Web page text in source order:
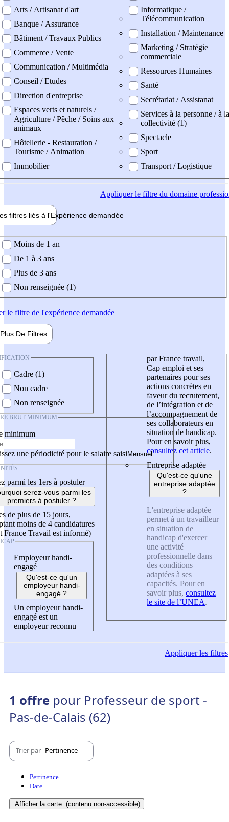
Arts / Artisanat d'art
Banque / Assurance
Bâtiment / Travaux Publics
Commerce / Vente
Communication / Multimédia
Conseil / Etudes
Direction d'entreprise
Espaces verts et naturels /
Agriculture / Pêche / Soins aux
animaux
Hôtellerie - Restauration /
Tourisme / Animation
Immobilier
Informatique /
Télécommunication
Installation / Maintenance
Marketing / Stratégie
commerciale
Ressources Humaines
Santé
Secrétariat / Assistanat
Services à la personne / à la
collectivité (1)
Spectacle
Sport
Transport / Logistique
Appliquerle filtre du domaine
filtres liés à l'Expérience demandée
demandée
Moins de 1 an
De 1 à 3 ans
Plus de 3 ans
Non renseignée (1)
le filtre de l'expérience demandée
Plus De Filtres
Cadre (1)
Non cadre
Non renseignée
BRUT MINIMUM
minimum
une périodicité pour le salaire saisi
parmi les 1ers à postuler
serez-vous parmi les
premiers à postuler ?
de plus de 15 jours,
moins de 4 candidatures
France Travail est informé)
Employeur handi-
engagé
Qu'est-ce qu'un
employeur handi-
engagé ?
Un employeur handi-
engagé est un
employeur reconnu
par France travail,
Cap emploi et ses
partenaires pour ses
actions concrètes en
faveur du recrutement,
de l’intégration et de
l’accompagnement de
ses collaborateurs en
situation de handicap.
Pour en savoir plus,
consultez cet article.
Entreprise adaptée
Qu'est-ce qu'une
entreprise adaptée
?
L'entreprise adaptée
permet à un travailleur
en situation de
handicap d'exercer
une activité
professionnelle dans
des conditions
adaptées à ses
capacités. Pour en
savoir plus, consultez
le site de l’UNEA.
Appliquerles filtres
1 offre pour Professeur de sport -
Pas-de-Calais (62)
Trier par Pertinence
Pertinence
Date
Afficher la carte (contenu non-accessible)